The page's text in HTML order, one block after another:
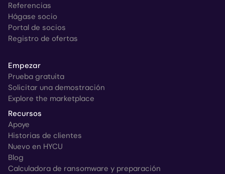
Referencias
Hágase socio
Portal de socios
Registro de ofertas
Empezar
Prueba gratuita
Solicitar una demostración
Explore the marketplace
Recursos
Apoye
Historias de clientes
Nuevo en HYCU
Blog
Calculadora de ransomware y preparación